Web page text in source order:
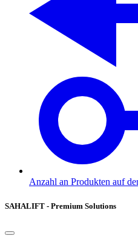
Anzahl an Produkten auf
SAHALIFT - Premium Solutions